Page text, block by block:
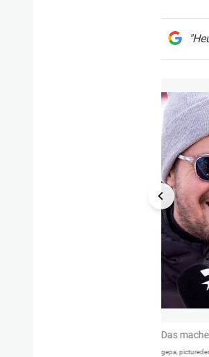
1/
Das
gepa,